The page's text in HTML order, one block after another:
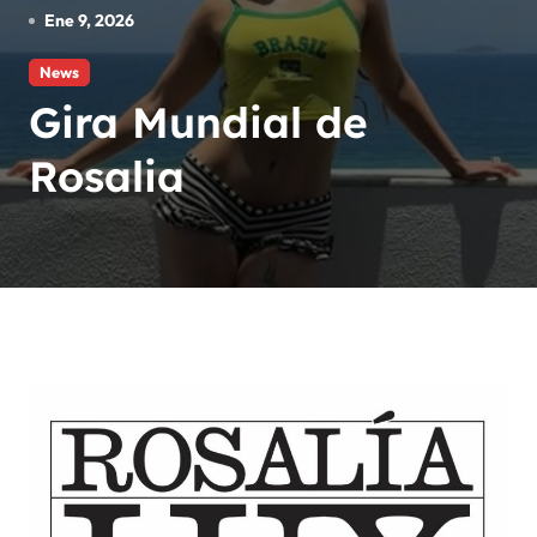
Ene 9, 2026
News
Gira Mundial de
Rosalia